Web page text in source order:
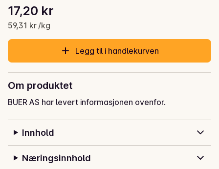
Gjeldende pris er: 17,20 kr
17,20 kr
59,31 kr /kg
Stykkpris: 59,31 kr /kg
Legg til i handlekurven
Om produktet
BUER AS har levert informasjonen ovenfor.
Innhold
Næringsinnhold